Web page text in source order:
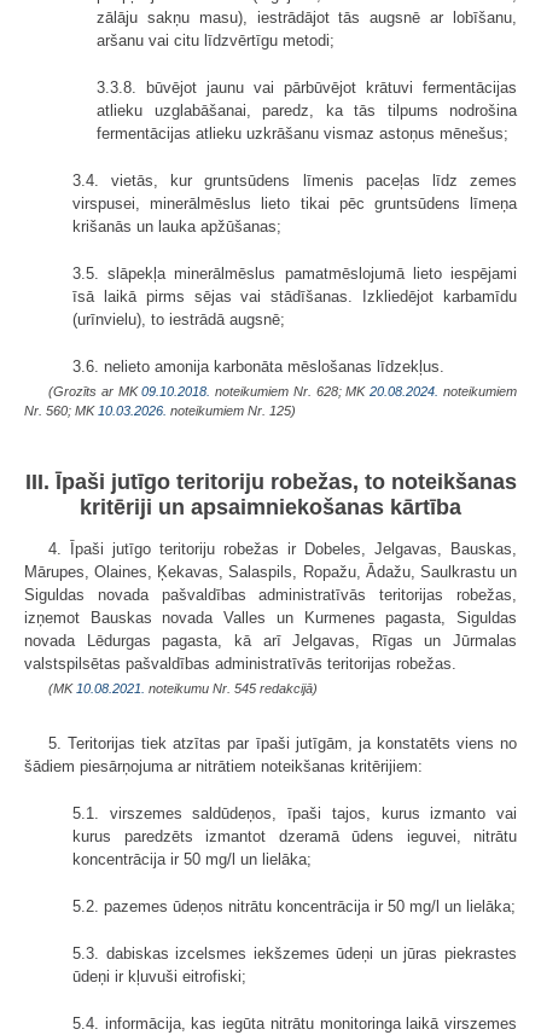
zālāju sakņu masu), iestrādājot tās augsnē ar lobīšanu,
aršanu vai citu līdzvērtīgu metodi;
3.3.8. būvējot jaunu vai pārbūvējot krātuvi fermentācijas
atlieku uzglabāšanai, paredz, ka tās tilpums nodrošina
fermentācijas atlieku uzkrāšanu vismaz astoņus mēnešus;
3.4. vietās, kur gruntsūdens līmenis paceļas līdz zemes
virspusei, minerālmēslus lieto tikai pēc gruntsūdens līmeņa
krišanās un lauka apžūšanas;
3.5. slāpekļa minerālmēslus pamatmēslojumā lieto iespējami
īsā laikā pirms sējas vai stādīšanas. Izkliedējot karbamīdu
(urīnvielu), to iestrādā augsnē;
3.6. nelieto amonija karbonāta mēslošanas līdzekļus.
(Grozīts ar MK09.10.2018. noteikumiem Nr. 628; MK20.08.2024. noteikumiem
Nr. 560; MK 10.03.2026. noteikumiem Nr. 125)
III. Īpaši jutīgo teritoriju robežas, to noteikšanas
kritēriji un apsaimniekošanas kārtība
4. Īpaši jutīgo teritoriju robežas ir Dobeles, Jelgavas, Bauskas,
Mārupes, Olaines, Ķekavas, Salaspils, Ropažu, Ādažu, Saulkrastu un
Siguldas novada pašvaldības administratīvās teritorijas robežas,
izņemot Bauskas novada Valles un Kurmenes pagasta, Siguldas
novada Lēdurgas pagasta, kā arī Jelgavas, Rīgas un Jūrmalas
valstspilsētas pašvaldības administratīvās teritorijas robežas.
(MK 10.08.2021. noteikumu Nr. 545 redakcijā)
5. Teritorijas tiek atzītas par īpaši jutīgām, ja konstatēts viens no
šādiem piesārņojuma ar nitrātiem noteikšanas kritērijiem:
5.1. virszemes saldūdeņos, īpaši tajos, kurus izmanto vai
kurus paredzēts izmantot dzeramā ūdens ieguvei, nitrātu
koncentrācija ir 50 mg/l un lielāka;
5.2. pazemes ūdeņos nitrātu koncentrācija ir 50 mg/l un lielāka;
5.3. dabiskas izcelsmes iekšzemes ūdeņi un jūras piekrastes
ūdeņi ir kļuvuši eitrofiski;
5.4. informācija, kas iegūta nitrātu monitoringa laikā virszemes